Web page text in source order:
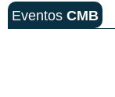
Eventos CMB